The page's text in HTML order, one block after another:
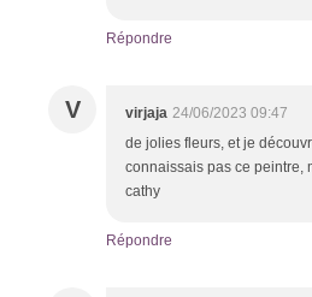
Répondre
V virjaja 24/06/2023 09:47
de jolies fleurs, et je
connaissais pas ce peintre,
cathy
Répondre